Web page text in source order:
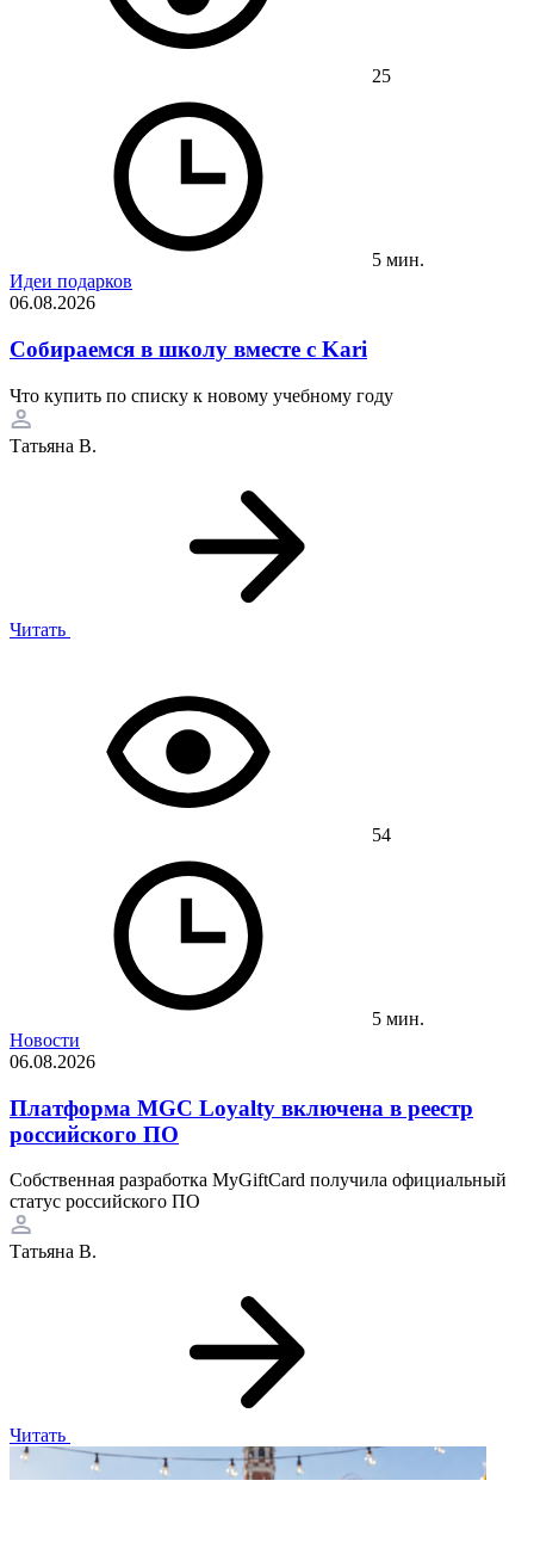
25
5 мин.
Идеи подарков
06.08.2026
Собираемся в школу вместе с Kari
Что купить по списку к новому учебному году
Татьяна В.
Читать
54
5 мин.
Новости
06.08.2026
Платформа MGC Loyalty включена в реестр
российского ПО
Собственная разработка MyGiftCard получила официальный
статус российского ПО
Татьяна В.
Читать